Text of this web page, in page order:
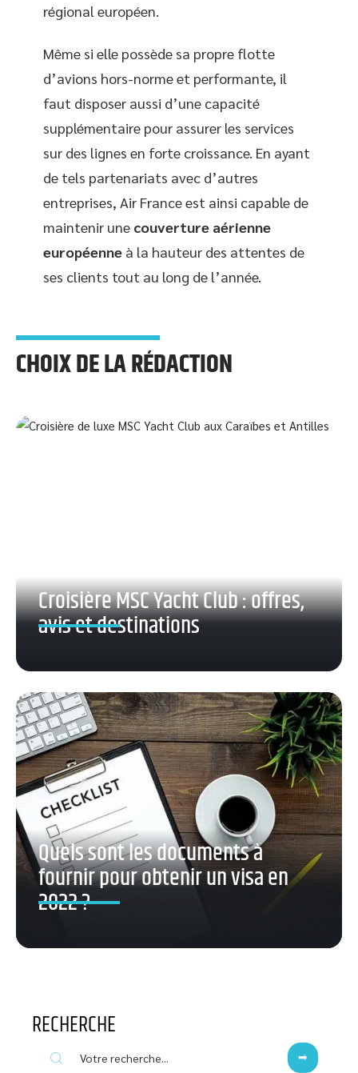
régional européen.
Même si elle possède sa propre flotte
d’avions hors-norme et performante, il
faut disposer aussi d’une capacité
supplémentaire pour assurer les services
sur des lignes en forte croissance. En ayant
de tels partenariats avec d’autres
entreprises, Air France est ainsi capable de
maintenir une couverture aérienne
européenne à la hauteur des attentes de
ses clients tout au long de l’année.
CHOIX DE LA RÉDACTION
Croisière MSC Yacht Club : offres,
avis et destinations
Quels sont les documents à
fournir pour obtenir un visa en
2022 ?
RECHERCHE